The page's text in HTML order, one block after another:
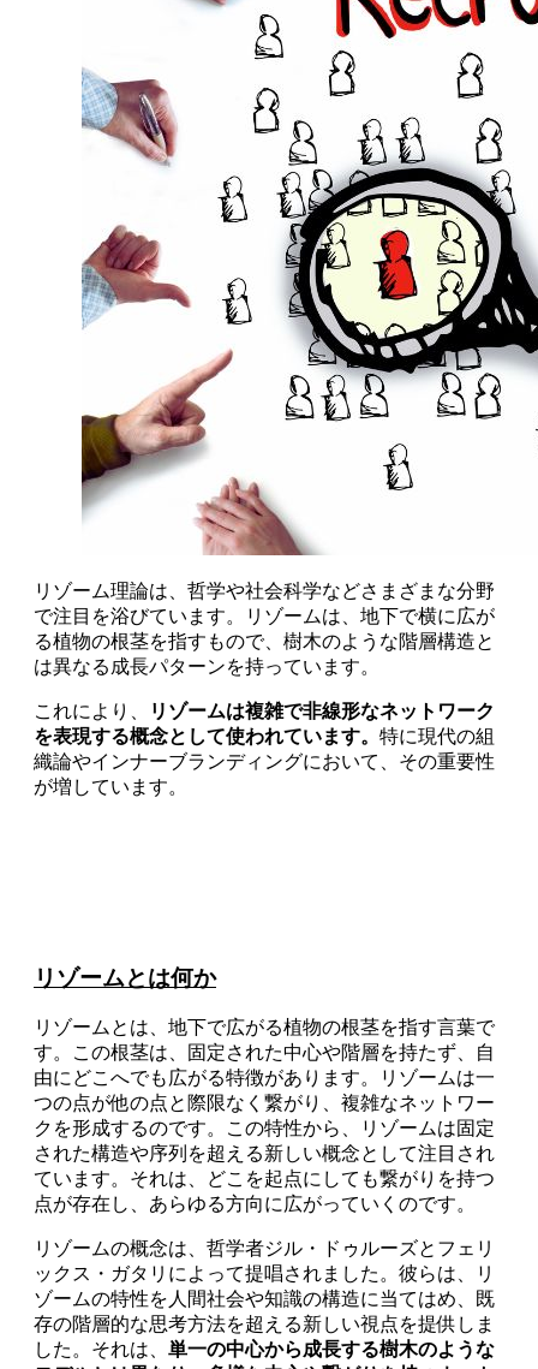
リゾーム理論は、哲学や社会科学などさまざまな分野
で注目を浴びています。リゾームは、地下で横に広が
る植物の根茎を指すもので、樹木のような階層構造と
は異なる成長パターンを持っています。
これにより、
リゾームは複雑で非線形なネットワーク
を表現する概念として使われています。 特に現代の組
織論やインナーブランディングにおいて、その重要性
が増しています。
リゾームとは何か
リゾームとは、地下で広がる植物の根茎を指す言葉で
す。この根茎は、固定された中心や階層を持たず、自
由にどこへでも広がる特徴があります。リゾームは一
つの点が他の点と際限なく繋がり、複雑なネットワー
クを形成するのです。この特性から、リゾームは固定
された構造や序列を超える新しい概念として注目され
ています。それは、どこを起点にしても繋がりを持つ
点が存在し、あらゆる方向に広がっていくのです。
リゾームの概念は、哲学者ジル・ドゥルーズとフェリ
ックス・ガタリによって提唱されました。彼らは、リ
ゾームの特性を人間社会や知識の構造に当てはめ、既
存の階層的な思考方法を超える新しい視点を提供しま
した。それは、 単一の中心から成長する樹木のような